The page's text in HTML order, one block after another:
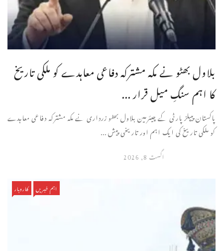
بلاول بھٹو نے مکہ مشترکہ دفاعی معاہدے کو ملکی تاریخ
کا اہم سنگِ میل قرار ...
پاکستان پیپلز پارٹی کے چیئرمین بلاول بھٹو زرداری نے مکہ مشترکہ دفاعی معاہدے
کو ملکی تاریخ کی ایک اہم اور تاریخی پیش ...
اگست 8, 2026
اہم خبریں کاروبار